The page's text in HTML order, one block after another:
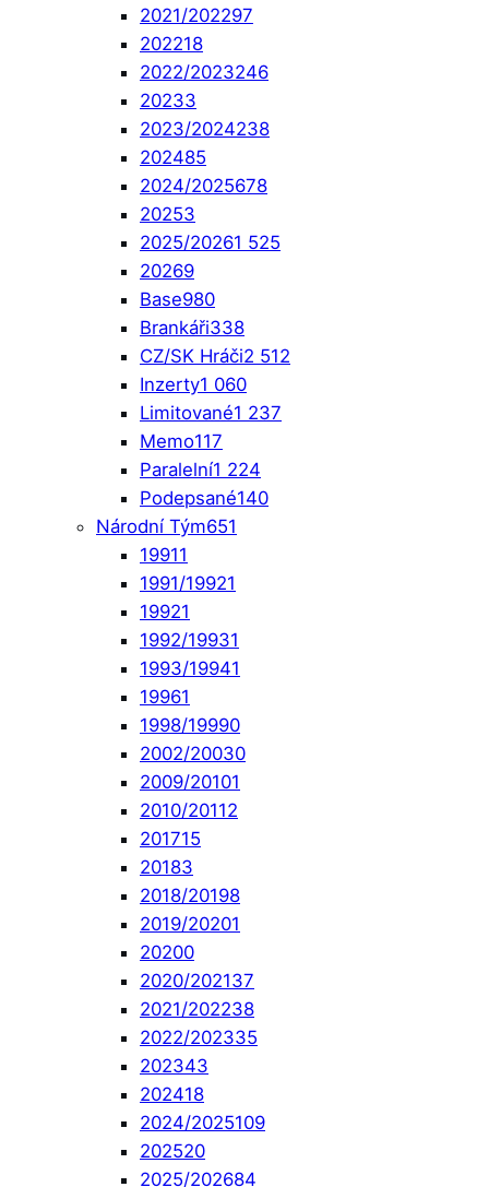
2021/202297
202218
2022/2023246
20233
2023/2024238
202485
2024/2025678
20253
2025/20261 525
20269
Base980
Brankáři338
CZ/SK Hráči2 512
Inzerty1 060
Limitované1 237
Memo117
Paralelní1 224
Podepsané140
Národní Tým651
19911
1991/19921
19921
1992/19931
1993/19941
19961
1998/19990
2002/20030
2009/20101
2010/20112
201715
20183
2018/20198
2019/20201
20200
2020/202137
2021/202238
2022/202335
202343
202418
2024/2025109
202520
2025/202684